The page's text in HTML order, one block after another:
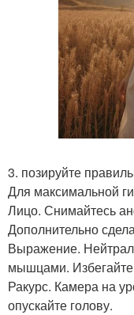
3. позируйте
Для максимальной
Лицо. Снимайтесь
Дополнительно
Выражение.
мышцами.
Ракурс. Камера на
опускайте голову.